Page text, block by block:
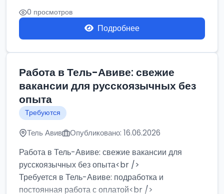
требу...
0 просмотров
Подробнее
Работа в Тель-Авиве: свежие
вакансии для русскоязычных без
опыта
Требуются
Тель Авив Опубликовано: 16.06.2026
Работа в Тель-Авиве: свежие вакансии для
русскоязычных без опыта<br />
Требуется в Тель-Авиве: подработка и
постоянная работа с оплатой<br />